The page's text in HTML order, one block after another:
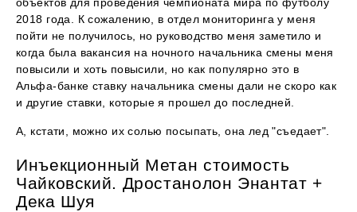
объектов для проведения чемпионата мира по футболу
2018 года. К сожалению, в отдел мониторинга у меня
пойти не получилось, но руководство меня заметило и
когда была вакансия на ночного начальника смены меня
повысили и хоть повысили, но как популярно это в
Альфа-банке ставку начальника смены дали не скоро как
и другие ставки, которые я прошел до последней.
А, кстати, можно их солью посыпать, она лед "съедает".
Инъекционный Метан стоимость
Чайковский. Дростанолон Энантат +
Дека Шуя